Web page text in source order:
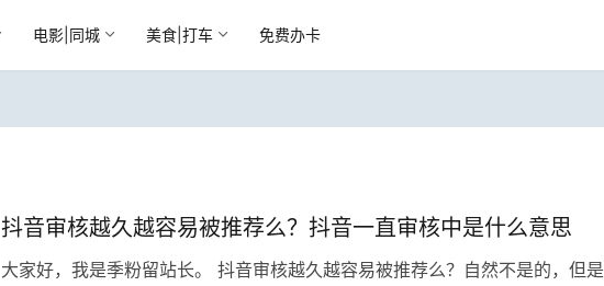
电影|同城 美食|打车 免费办卡
抖音审核越久越容易被推荐么？抖音一直审核中是什么意思
大家好，我是季粉留站长。 抖音审核越久越容易被推荐么？自然不是的，但是